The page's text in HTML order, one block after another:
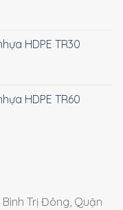
HDPE TR30
HDPE TR60
Trị Đông, Quận